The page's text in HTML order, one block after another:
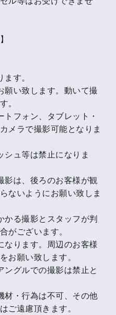
す。
願い致します。動いて撮
。
フォン、タブレット・
メラで撮影可能となりま
シュ等は禁止になりま
影は、後ろのお客様が観
ないようにお願い致しま
る撮影とスタッフが判
がございます。
なります。周辺のお客様
お願い致します。
ングルでの撮影は禁止と
材・行為は不可、その他
ご遠慮頂きます。